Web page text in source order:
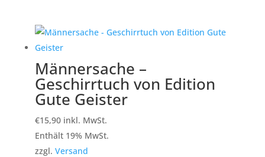
Männersache –
Geschirrtuch von Edition
Gute Geister
€15,90 inkl. MwSt.
Enthält 19% MwSt.
zzgl. Versand